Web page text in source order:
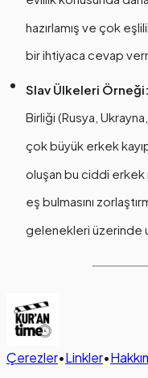
hazırlamış ve çok
bir ihtiyaca cevap
Slav Ülkeleri Örneği:
Birliği (Rusya,
çok büyük erkek
oluşan bu ciddi erkek
eş bulmasını
gelenekleri üzerinde
Çerezler•Linkler•